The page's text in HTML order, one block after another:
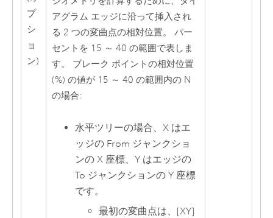
プ
シ
ョ
ン)
アグラム エッジに沿って挿入され
る 2 つの変曲点の相対位置。 パー
セントを 15 ～ 40 の範囲で表しま
す。 ブレーク ポイントの相対位置
(%) の値が 15 ～ 40 の範囲内の N
の場合:
水平ツリーの場合、X はエ
ッジの From ジャンクショ
ンの X 座標、Y はエッジの
To ジャンクションの Y 座標
です。
最初の変曲点は、[XY]